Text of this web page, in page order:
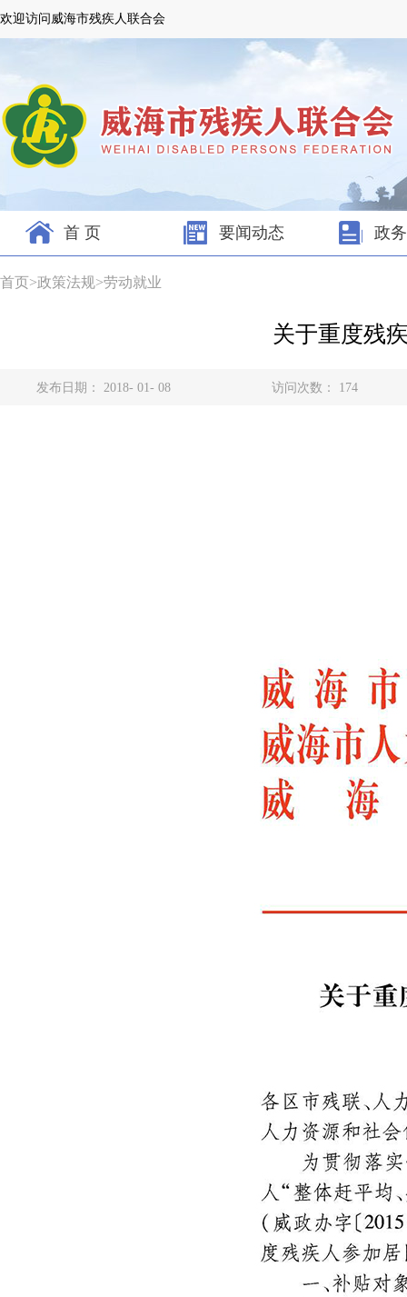
欢迎访问威海市残疾人联合会
首 页 要闻动态 政
首页>政策法规>劳动就业
关于重度残
发布日期： 2018- 01- 08 访问次数： 174